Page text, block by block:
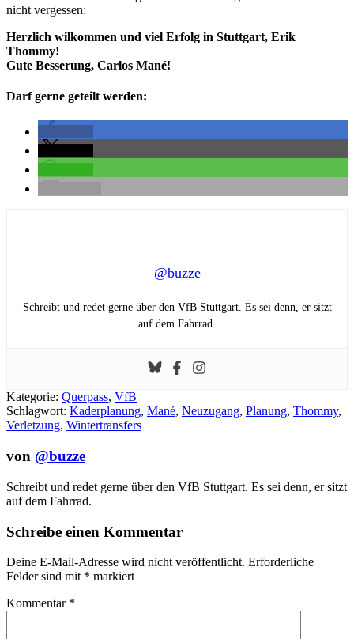
nicht vergessen:
Herzlich wilkommen und viel Erfolg in Stuttgart, Erik
Thommy!
Gute Besserung, Carlos Mané!
Darf gerne geteilt werden:
@buzze
Schreibt und redet gerne über den VfB Stuttgart. Es sei denn, er sitzt
auf dem Fahrrad.
Kategorie: Querpass, VfB
Schlagwort: Kaderplanung, Mané, Neuzugang, Planung, Thommy,
Verletzung, Wintertransfers
von @buzze
Schreibt und redet gerne über den VfB Stuttgart. Es sei denn, er sitzt
auf dem Fahrrad.
Schreibe einen Kommentar
Deine E-Mail-Adresse wird nicht veröffentlicht. Erforderliche
Felder sind mit * markiert
Kommentar *